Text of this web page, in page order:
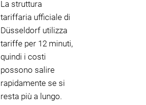
La struttura
tariffaria ufficiale di
Düsseldorf utilizza
tariffe per 12 minuti,
quindi i costi
possono salire
rapidamente se si
resta più a lungo.